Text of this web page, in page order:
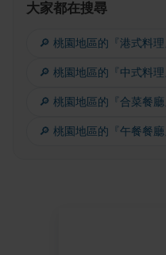
大家都在搜尋
🔎 桃園地區的『港式料理
🔎 桃園地區的『中式料理
🔎 桃園地區的『合菜餐廳
🔎 桃園地區的『午餐餐廳